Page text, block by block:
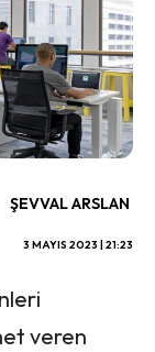
ŞEVVAL ARSLAN
3 MAYIS 2023 | 21:23
veren